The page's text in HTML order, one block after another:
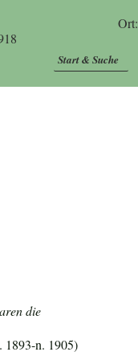
Ort:
Start & Suche
die
1893-n. 1905)